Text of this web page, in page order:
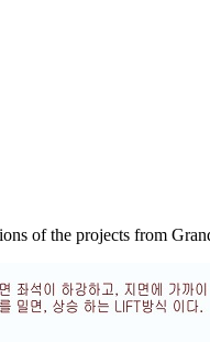
of the projects from